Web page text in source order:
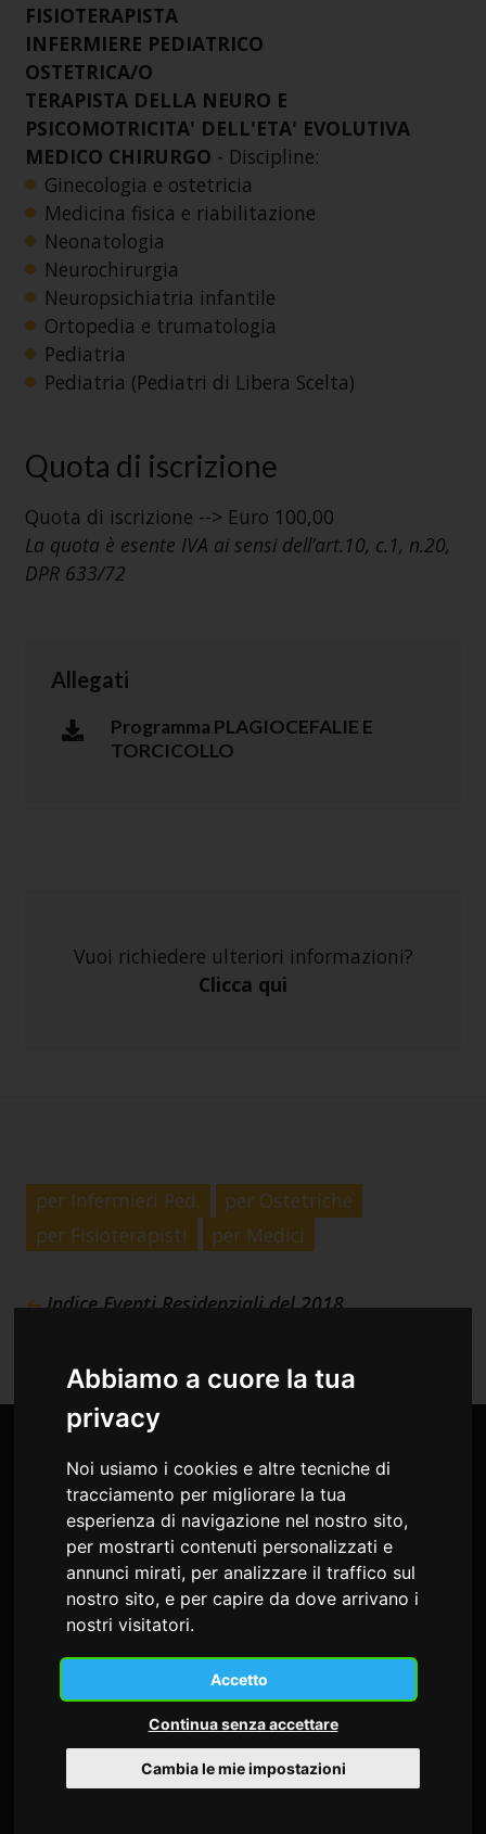
Abbiamo a cuore la tua
privacy
Noi usiamo i cookies e altre tecniche di
tracciamento per migliorare la tua
esperienza di navigazione nel nostro sito,
per mostrarti contenuti personalizzati e
annunci mirati, per analizzare il traffico sul
nostro sito, e per capire da dove arrivano i
nostri visitatori.
Accetto
Continua senza accettare
Cambia le mie impostazioni
FISIOTERAPISTA
INFERMIERE PEDIATRICO
OSTETRICA/O
TERAPISTA DELLA NEURO E
PSICOMOTRICITA' DELL'ETA' EVOLUTIVA
MEDICO CHIRURGO - Discipline:
Ginecologia e ostetricia
Medicina fisica e riabilitazione
Neonatologia
Neurochirurgia
Neuropsichiatria infantile
Ortopedia e trumatologia
Pediatria
Pediatria (Pediatri di Libera Scelta)
Quota di iscrizione
Quota di iscrizione --> Euro 100,00
La quota è esente IVA ai sensi dell’art.10, c.1, n.20,
DPR 633/72
Allegati
Programma PLAGIOCEFALIE E
TORCICOLLO
Vuoi richiedere ulteriori informazioni?
Clicca qui
per Infermieri Ped.
per Ostetriche
per Fisioterapisti
per Medici
Indice Eventi Residenziali del 2018
md studio congressi Snc
Via Giosuè Carducci, 22